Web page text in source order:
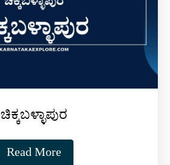
ಚಿಕ್ಕಬಳ್ಳಾಪುರ
Read More